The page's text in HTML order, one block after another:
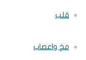
قلب
مخ واعصاب